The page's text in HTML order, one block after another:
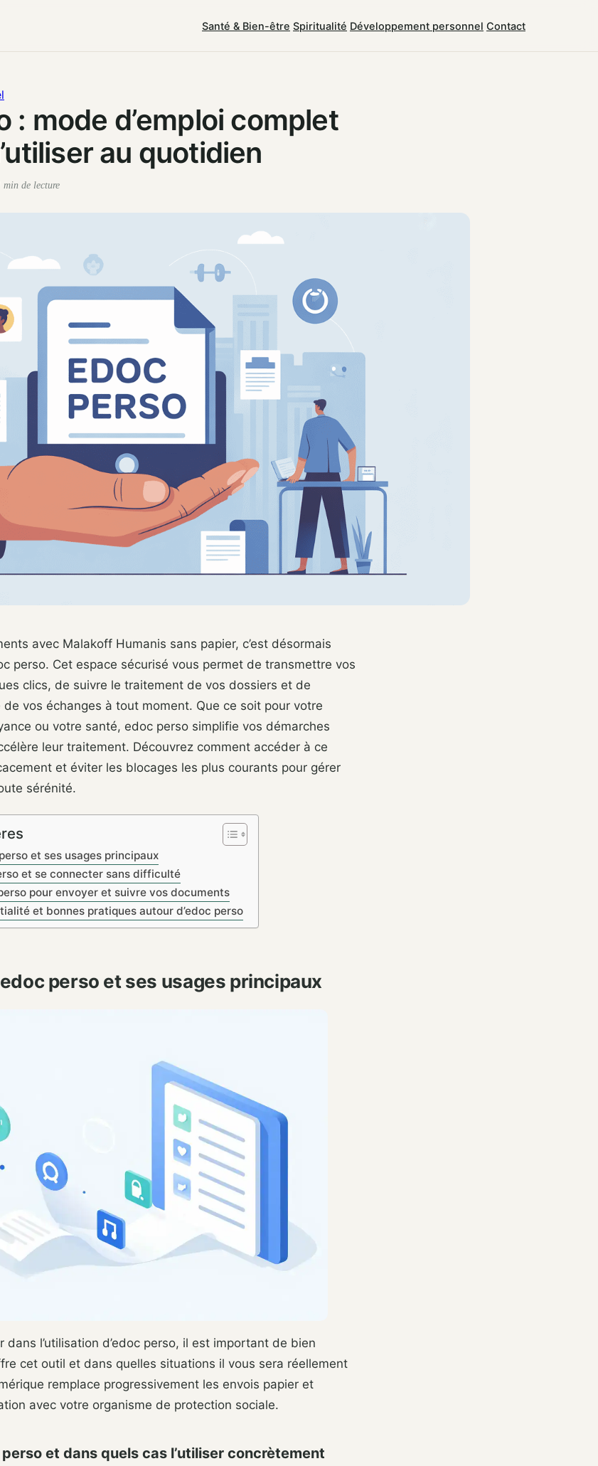
Santé & Bien-être Spiritualité Développement personnel Contact
: mode d’emploi complet
au quotidien
min de lecture
avec Malakoff Humanis sans papier, c’est désormais
perso. Cet espace sécurisé vous permet de transmettre vos
clics, de suivre le traitement de vos dossiers et de
de vos échanges à tout moment. Que ce soit pour votre
ou votre santé, edoc perso simplifie vos démarches
leur traitement. Découvrez comment accéder à ce
et éviter les blocages les plus courants pour gérer
sérénité.
et ses usages principaux
et se connecter sans difficulté
pour envoyer et suivre vos documents
et bonnes pratiques autour d’edoc perso
perso et ses usages principaux
dans l’utilisation d’edoc perso, il est important de bien
cet outil et dans quelles situations il vous sera réellement
remplace progressivement les envois papier et
avec votre organisme de protection sociale.
et dans quels cas l’utiliser concrètement